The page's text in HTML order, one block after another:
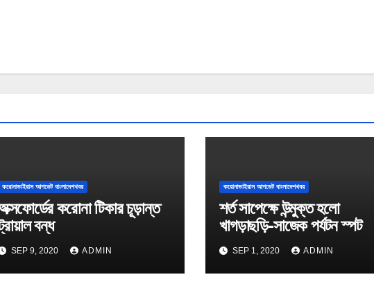
করোনাভাইরাস আপডেট বাংলাদেশখবর
করোনা টিকার চূড়ান্ত
বন্ধ
SEP 9, 2020 ADMIN
করোনাভাইরাস আপডেট বাংলাদেশখবর
শর্ত সাপেক্ষে উন্মুক্ত হলো
খাগড়াছড়ি-সাজেক পর্যটন স্পট
SEP 1, 2020 ADMIN